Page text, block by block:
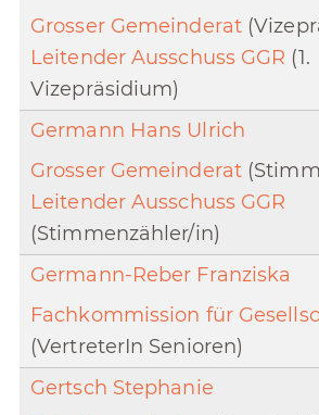
Grosser Gemeinderat
Leitender Ausschuss GGR (1.
Vizepräsidium)
Germann Hans Ulrich
Grosser Gemeinderat
Leitender Ausschuss GGR
(Stimmenzähler/in)
Germann-Reber Franziska
Fachkommission für
(VertreterIn Senioren)
Gertsch Stephanie